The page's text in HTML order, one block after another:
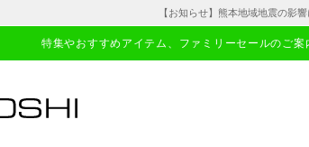
【お知らせ】熊本地域地震の影
特集やおすすめアイテム、ファミリーセールのご